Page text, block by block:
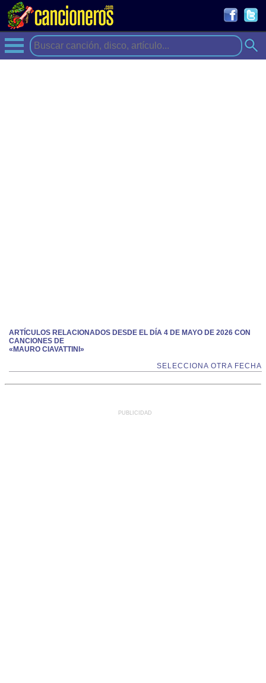
ARTÍCULOS RELACIONADOS DESDE EL DÍA 4 DE MAYO DE 2026 CON
CANCIONES DE
«MAURO CIAVATTINI»
SELECCIONA OTRA FECHA
PUBLICIDAD